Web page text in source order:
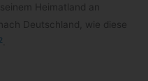
Hei­mat­land an
Deutsch­land, wie diese
2